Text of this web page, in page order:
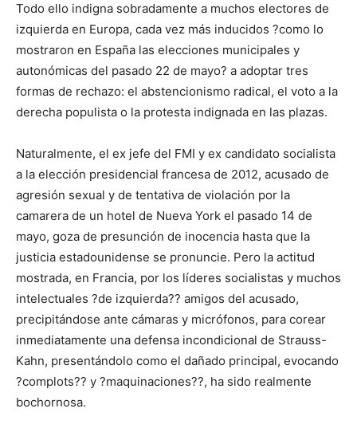
Todo ello indigna sobradamente a muchos electores de
izquierda en Europa, cada vez más inducidos ?como lo
mostraron en España las elecciones municipales y
autonómicas del pasado 22 de mayo? a adoptar tres
formas de rechazo: el abstencionismo radical, el voto a la
derecha populista o la protesta indignada en las plazas.
Naturalmente, el ex jefe del FMI y ex candidato socialista
a la elección presidencial francesa de 2012, acusado de
agresión sexual y de tentativa de violación por la
camarera de un hotel de Nueva York el pasado 14 de
mayo, goza de presunción de inocencia hasta que la
justicia estadounidense se pronuncie. Pero la actitud
mostrada, en Francia, por los líderes socialistas y muchos
intelectuales ?de izquierda?? amigos del acusado,
precipitándose ante cámaras y micrófonos, para corear
inmediatamente una defensa incondicional de Strauss-
Kahn, presentándolo como el dañado principal, evocando
?complots?? y ?maquinaciones??, ha sido realmente
bochornosa.